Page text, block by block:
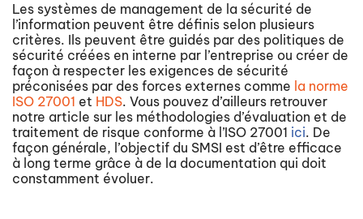
Les systèmes de management de la sécurité de
l’information peuvent être définis selon plusieurs
critères. Ils peuvent être guidés par des politiques de
sécurité créées en interne par l’entreprise ou créer de
façon à respecter les exigences de sécurité
préconisées par des forces externes comme la norme
ISO 27001 et HDS. Vous pouvez d’ailleurs retrouver
notre article sur les méthodologies d’évaluation et de
traitement de risque conforme à l’ISO 27001 ici. De
façon générale, l’objectif du SMSI est d’être efficace
à long terme grâce à de la documentation qui doit
constamment évoluer.